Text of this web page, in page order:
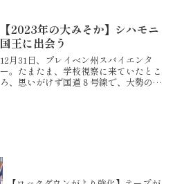
来た時には、リゾート（宿泊施設）はあ
りませんでした。内部は...
【2023年の大みそか】シハモニ
国王に出会う
12月31日、プレイベン州スバイエンタ
ー。たまたま、学校視察に来ていたとこ
ろ、思いがけず国道８号線で、大勢のポ